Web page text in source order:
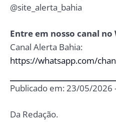
@site_alerta_bahia
Entre em nosso canal no
Canal Alerta Bahia:
https://whatsapp.com/
Publicado em: 23/05/2026
Da Redação.